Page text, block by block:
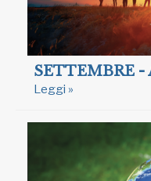
SETTEMBRE
Leggi »